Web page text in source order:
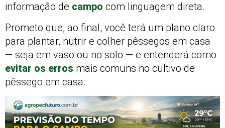
informação de campo com linguagem direta.
Prometo que, ao final, você terá um plano claro
para plantar, nutrir e colher pêssegos em casa
— seja em vaso ou no solo — e entenderá como
evitar os erros mais comuns no cultivo de
pêssego em casa.